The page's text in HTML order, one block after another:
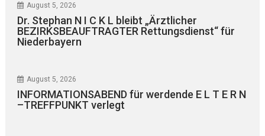
August 5, 2026
Dr. Stephan N I C K L bleibt „Ärztlicher
BEZIRKSBEAUFTRAGTER Rettungsdienst“ für
Niederbayern
August 5, 2026
INFORMATIONSABEND für werdende E L T E R N
–TREFFPUNKT verlegt